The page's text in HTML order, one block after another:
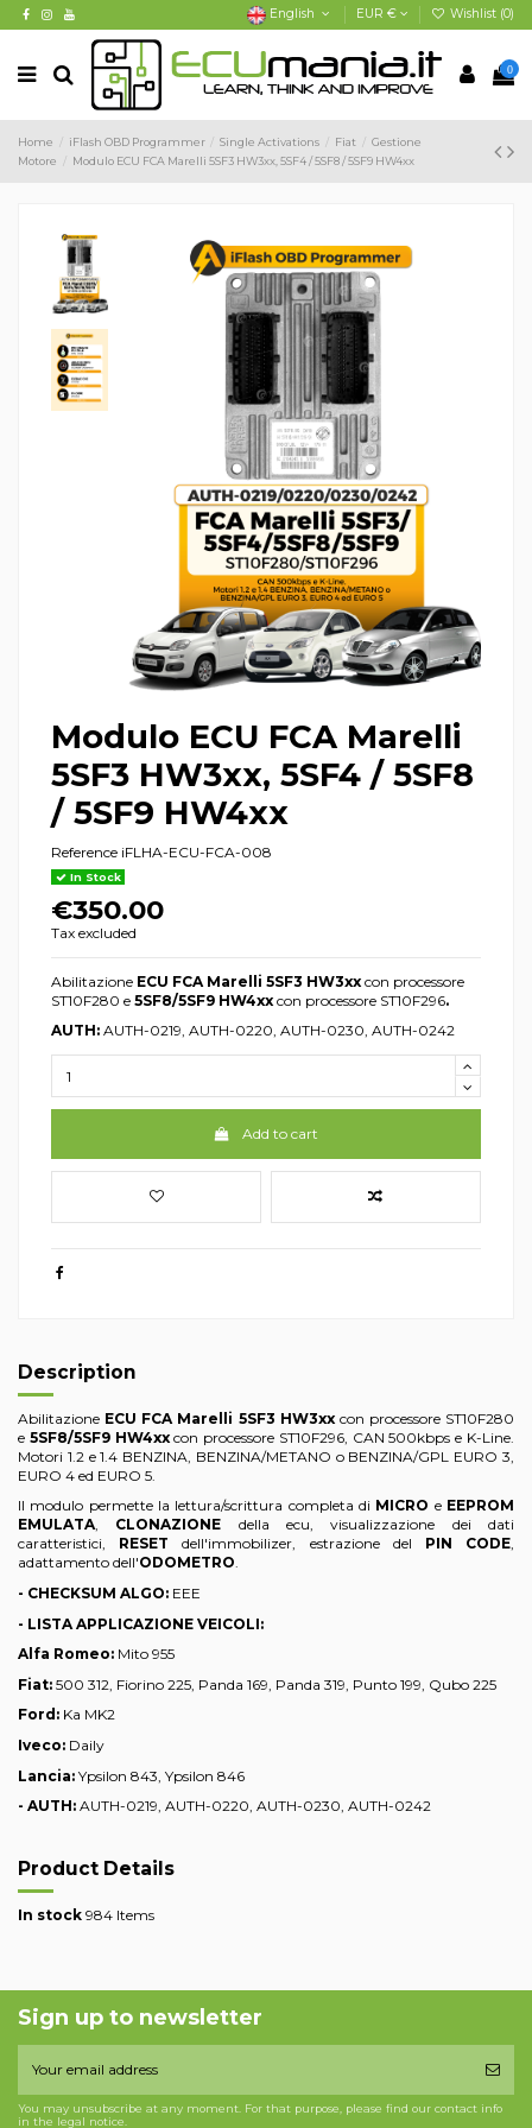
English EUR € Wishlist (0)
0
Home iFlash OBD Programmer Single Activations Fiat
Gestione
Motore
Modulo ECU FCA Marelli 5SF3 HW3xx, 5SF4 / 5SF8 / 5SF9 HW4xx
Modulo ECU FCA Marelli
5SF3 HW3xx, 5SF4 / 5SF8
/ 5SF9 HW4xx
Reference iFLHA-ECU-FCA-008
In Stock
€350.00
Tax excluded
Abilitazione ECU FCA Marelli 5SF3 HW3xx con processore
ST10F280 e 5SF8/5SF9 HW4xx con processore ST10F296.
AUTH: AUTH-0219, AUTH-0220, AUTH-0230, AUTH-0242
Add to cart
Description
Abilitazione ECU FCA Marelli 5SF3 HW3xx con processore ST10F280
e 5SF8/5SF9 HW4xxcon processore ST10F296, CAN 500kbps e K-Line.
Motori 1.2 e 1.4 BENZINA, BENZINA/METANO o BENZINA/GPL EURO 3,
EURO 4 ed EURO 5.
Il modulo permette la lettura/scrittura completa di MICRO e EEPROM
EMULATA, CLONAZIONE della ecu, visualizzazione dei dati
caratteristici, RESET dell'immobilizer, estrazione del PIN CODE,
adattamento dell'ODOMETRO.
- CHECKSUM ALGO: EEE
- LISTA APPLICAZIONE VEICOLI:
Alfa Romeo: Mito 955
Fiat: 500 312, Fiorino 225, Panda 169, Panda 319, Punto 199, Qubo 225
Ford: Ka MK2
Iveco: Daily
Lancia: Ypsilon 843, Ypsilon 846
- AUTH: AUTH-0219, AUTH-0220, AUTH-0230, AUTH-0242
Product Details
In stock 984 Items
Sign up to newsletter
You may unsubscribe at any moment. For that purpose, please find our contact info
in the legal notice.